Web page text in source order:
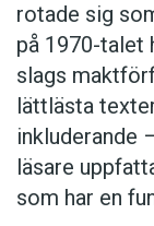
rotade sig
på 1970-talet
slags
lättlästa
inkluderande
läsare
som har en